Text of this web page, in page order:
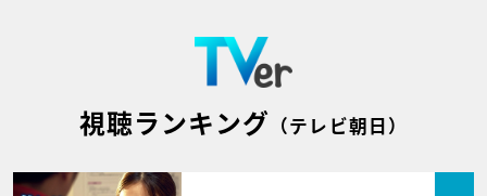
視聴ランキング （テレビ朝日）